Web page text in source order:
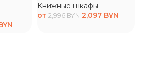
Книжные шкафы
от 2,996BYN 2,097 BYN